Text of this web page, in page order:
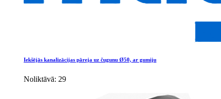
Iekšējās kanalizācijas pāreja uz čugunu Ø50, ar gumiju
Noliktāvā: 29